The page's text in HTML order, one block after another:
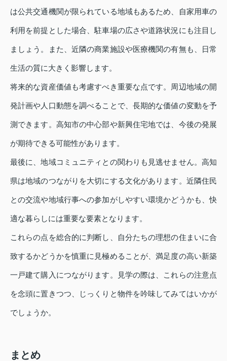
は公共交通機関が限られている地域もあるため、自家用車の
利用を前提とした場合、駐車場の広さや道路状況にも注目し
ましょう。また、近隣の商業施設や医療機関の有無も、日常
生活の質に大きく影響します。
将来的な資産価値も考慮すべき重要な点です。周辺地域の開
発計画や人口動態を調べることで、長期的な価値の変動を予
測できます。高知市の中心部や新興住宅地では、今後の発展
が期待できる可能性があります。
最後に、地域コミュニティとの関わりも見逃せません。高知
県は地域のつながりを大切にする文化があります。近隣住民
との交流や地域行事への参加がしやすい環境かどうかも、快
適な暮らしには重要な要素となります。
これらの点を総合的に判断し、自分たちの理想の住まいに合
致するかどうかを慎重に見極めることが、満足度の高い新築
一戸建て購入につながります。見学の際は、これらの注意点
を念頭に置きつつ、じっくりと物件を吟味してみてはいかが
でしょうか。
まとめ